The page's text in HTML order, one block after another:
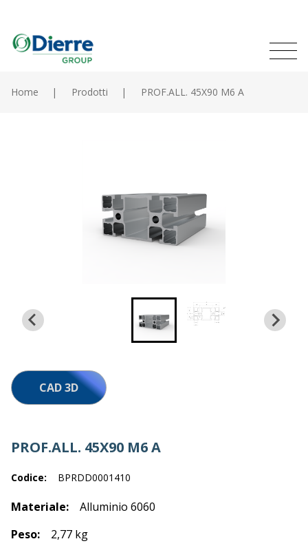
contenuto
MENU
Lavora con noi
Home Prodotti PROF.ALL. 45X90 M6 A
PROF.ALL. 45X90 M6 A
Codice: BPRDD0001410
Materiale:
Alluminio 6060
Peso:
2,77 kg
CAD 3D